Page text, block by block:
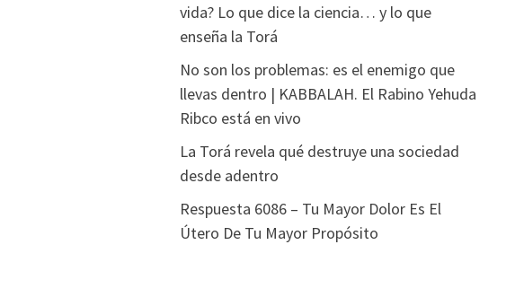
vida? Lo que dice la ciencia… y lo que
enseña la Torá
No son los problemas: es el enemigo que
llevas dentro | KABBALAH. El Rabino Yehuda
Ribco está en vivo
La Torá revela qué destruye una sociedad
desde adentro
Respuesta 6086 – Tu Mayor Dolor Es El
Útero De Tu Mayor Propósito